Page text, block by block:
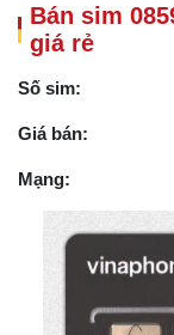
Bán sim
giá rẻ
Số sim:
Giá bán:
Mạng: